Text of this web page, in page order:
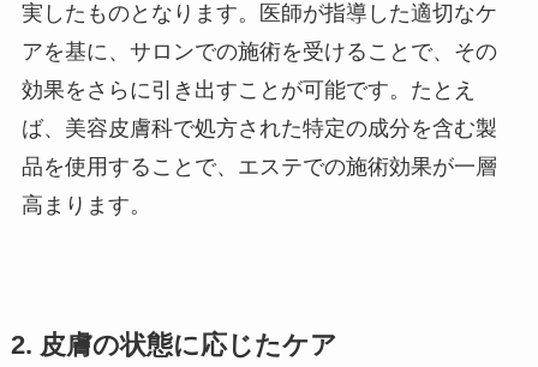
実したものとなります。医師が指導した適切なケ
アを基に、サロンでの施術を受けることで、その
効果をさらに引き出すことが可能です。たとえ
ば、美容皮膚科で処方された特定の成分を含む製
品を使用することで、エステでの施術効果が一層
高まります。
2. 皮膚の状態に応じたケア